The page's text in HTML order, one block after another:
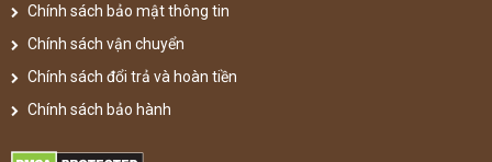
Chính sách bảo mật thông tin
Chính sách vận chuyển
Chính sách đổi trả và hoàn tiền
Chính sách bảo hành